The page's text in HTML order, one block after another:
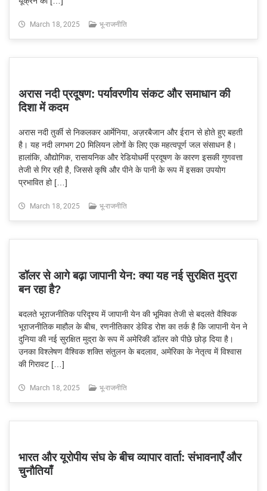
March 18, 2025 भू-राजनीति
अरास नदी प्रदूषण: पर्यावरणीय संकट और समाधान की
दिशा में कदम
अरास नदी तुर्की से निकलकर आर्मेनिया, अज़रबैजान और ईरान से होते हुए बहती
है। यह नदी लगभग 20 मिलियन लोगों के लिए एक महत्वपूर्ण जल संसाधन है।
हालांकि, औद्योगिक, रासायनिक और रेडियोधर्मी प्रदूषण के कारण इसकी गुणवत्ता
तेजी से गिर रही है, जिससे कृषि और पीने के पानी के रूप में इसका उपयोग
प्रभावित हो […]
March 18, 2025 भू-राजनीति
डॉलर से आगे बढ़ा जापानी येन: क्या यह नई सुरक्षित मुद्रा
बन रहा है?
बदलते भूराजनीतिक परिदृश्य में जापानी येन की भूमिका तेजी से बदलते वैश्विक
भूराजनीतिक माहौल के बीच, रणनीतिकार डेविड रोश का तर्क है कि जापानी येन ने
दुनिया की नई सुरक्षित मुद्रा के रूप में अमेरिकी डॉलर को पीछे छोड़ दिया है।
उनका विश्लेषण वैश्विक शक्ति संतुलन के बदलाव, अमेरिका के नेतृत्व में विश्वास
की गिरावट […]
March 18, 2025 भू-राजनीति
भारत और यूरोपीय संघ के बीच व्यापार वार्ता: संभावनाएँ और
चुनौतियाँ